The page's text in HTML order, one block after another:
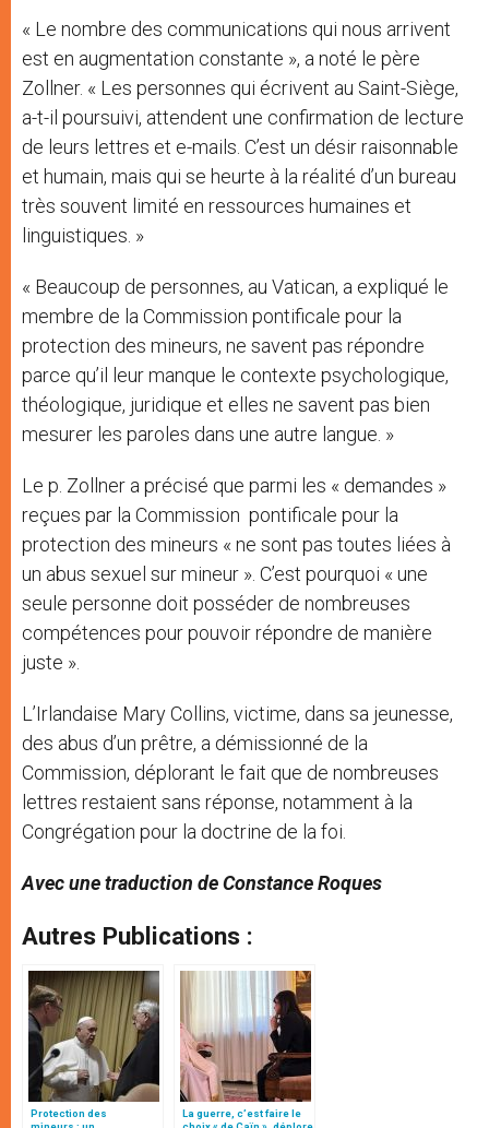
« Le nombre des communications qui nous arrivent
est en augmentation constante », a noté le père
Zollner. « Les personnes qui écrivent au Saint-Siège,
a-t-il poursuivi, attendent une confirmation de lecture
de leurs lettres et e-mails. C’est un désir raisonnable
et humain, mais qui se heurte à la réalité d’un bureau
très souvent limité en ressources humaines et
linguistiques. »
« Beaucoup de personnes, au Vatican, a expliqué le
membre de la Commission pontificale pour la
protection des mineurs, ne savent pas répondre
parce qu’il leur manque le contexte psychologique,
théologique, juridique et elles ne savent pas bien
mesurer les paroles dans une autre langue. »
Le p. Zollner a précisé que parmi les « demandes »
reçues par la Commission pontificale pour la
protection des mineurs « ne sont pas toutes liées à
un abus sexuel sur mineur ». C’est pourquoi « une
seule personne doit posséder de nombreuses
compétences pour pouvoir répondre de manière
juste ».
L’Irlandaise Mary Collins, victime, dans sa jeunesse,
des abus d’un prêtre, a démissionné de la
Commission, déplorant le fait que de nombreuses
lettres restaient sans réponse, notamment à la
Congrégation pour la doctrine de la foi.
Avec une traduction de Constance Roques
Autres Publications :
Protection des
La guerre, c’est faire le